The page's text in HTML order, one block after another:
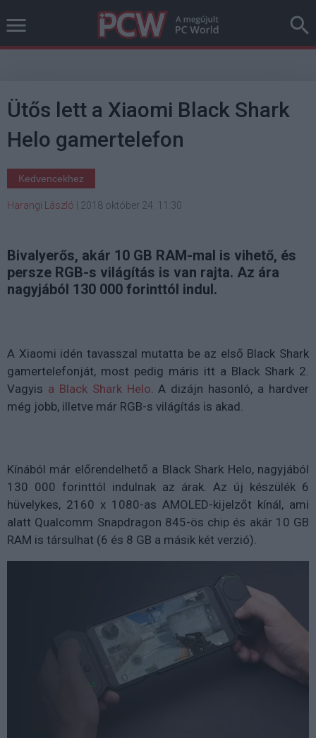
Ütős lett a Xiaomi Black Shark
Helo gamertelefon
Kedvencekhez
Harangi László 2018 október 24. 11:30
Bivalyerős, akár 10 GB RAM-mal is vihető, és
persze RGB-s világítás is van rajta. Az ára
nagyjából 130 000 forinttól indul.
A Xiaomi idén tavasszal mutatta be az első Black Shark
gamertelefonját, most pedig máris itt a Black Shark 2.
Vagyis a Black Shark Helo. A dizájn hasonló, a hardver
még jobb, illetve már RGB-s világítás is akad.
Kínából már előrendelhető a Black Shark Helo, nagyjából
130 000 forinttól indulnak az árak. Az új készülék 6
hüvelykes, 2160 x 1080-as AMOLED-kijelzőt kínál, ami
alatt Qualcomm Snapdragon 845-ös chip és akár 10 GB
RAM is társulhat (6 és 8 GB a másik két verzió).